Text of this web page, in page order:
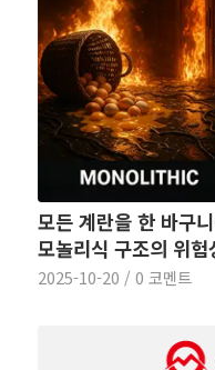
모든 계란을 한 바구
모놀리식 구조의 위험
2025-10-20 / 0 코멘트